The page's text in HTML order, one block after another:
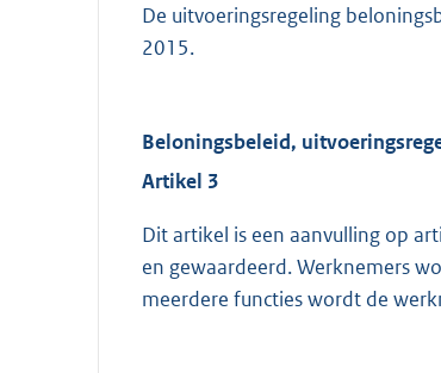
De uitvoeringsregeling
2015.
Beloningsbeleid,
Artikel 3
Dit artikel is een aanvulling op
en gewaardeerd. Werknemers
meerdere functies wordt de